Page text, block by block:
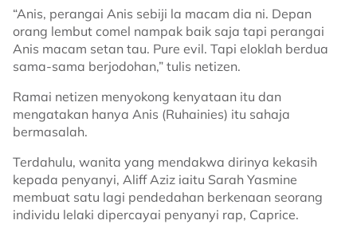
“Anis, perangai Anis sebiji la macam dia ni. Depan
orang lembut comel nampak baik saja tapi perangai
Anis macam setan tau. Pure evil. Tapi eloklah berdua
sama-sama berjodohan,” tulis netizen.
Ramai netizen menyokong kenyataan itu dan
mengatakan hanya Anis (Ruhainies) itu sahaja
bermasalah.
Terdahulu, wanita yang mendakwa dirinya kekasih
kepada penyanyi, Aliff Aziz iaitu Sarah Yasmine
membuat satu lagi pendedahan berkenaan seorang
individu lelaki dipercayai penyanyi rap, Caprice.